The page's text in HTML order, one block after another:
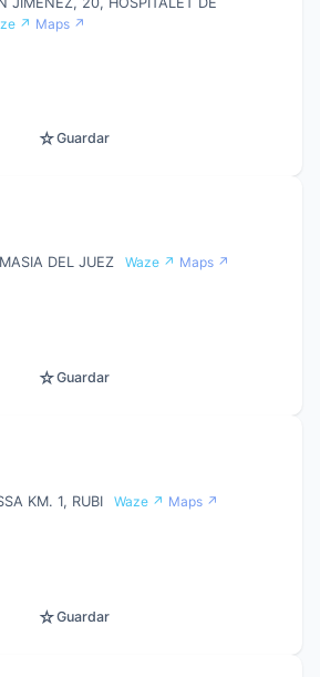
↗ Maps ↗
☆Guardar
DEL JUEZ Waze ↗ Maps ↗
☆Guardar
KM. 1, RUBI Waze ↗ Maps ↗
☆Guardar